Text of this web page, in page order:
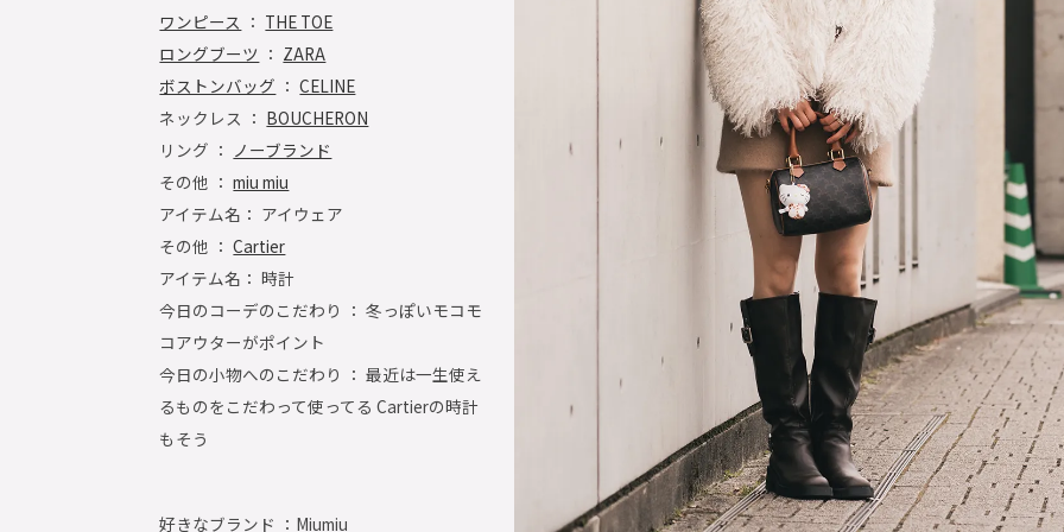
ワンピース ： THE TOE
ロングブーツ ： ZARA
ボストンバッグ ：CELINE
ネックレス ： BOUCHERON
リング ： ノーブランド
その他 ：miu miu
アイテム名： アイウェア
その他 ：Cartier
アイテム名： 時計
今日のコーデのこだわり ： 冬っぽいモコモ
コアウターがポイント
今日の小物へのこだわり ： 最近は一生使え
るものをこだわって使ってる Cartierの時計
もそう
好きなブランド ： Miumiu